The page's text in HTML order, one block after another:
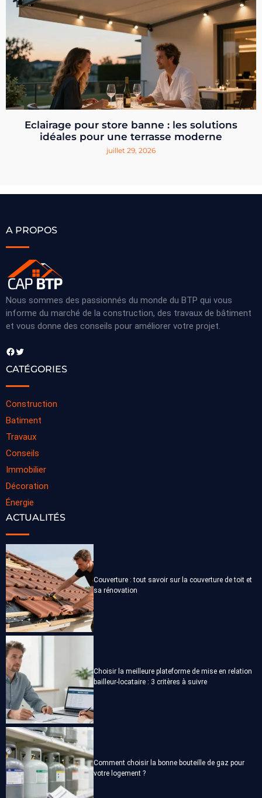
Eclairage pour store banne : les solutions
idéales pour une terrasse moderne
juillet 29, 2026
A PROPOS
Nous sommes des passionnés du monde du BTP qui vous
informe du marché de la construction, des travaux de bâtiment
et vous donne des conseils pour améliorer votre projet.
Facebook Twitter
CATÉGORIES
Construction
Batiment
Travaux
Conseils
Immobilier
Décoration
Énergie
ACTUALITÉS
Couverture : tout savoir sur la couverture de toit et
sa rénovation
Choisir la meilleure plateforme de mise en relation
bailleur-locataire : 3 critères à suivre
Comment choisir la bonne bouteille de gaz pour
votre logement ?